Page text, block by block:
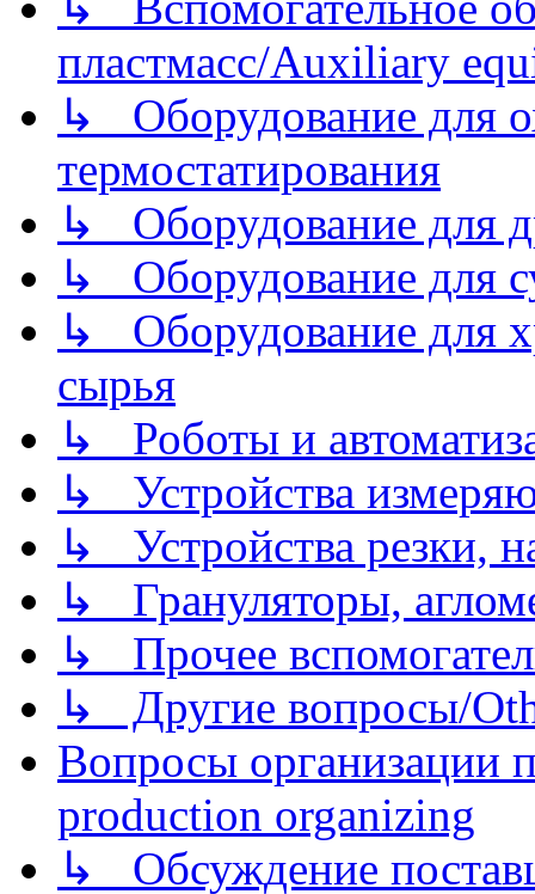
пластмасс/Auxiliary
↳ Оборудование для
термостатирования
↳ Оборудование для
↳ Оборудование для
↳ Оборудование для
сырья
↳ Роботы и
↳ Устройства
↳ Устройства резки,
↳ Грануляторы,
↳ Прочее
↳ Другие вопросы/
Вопросы организации
production organizing
↳ Обсуждение